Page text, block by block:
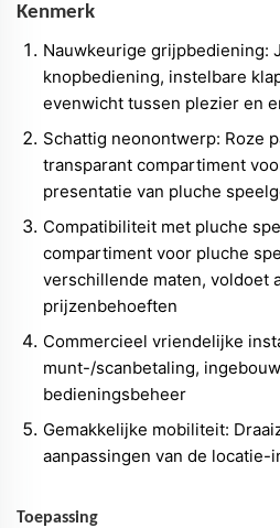
Kenmerk
Nauwkeurige grijpbediening:
knopbediening, instelbare
evenwicht tussen plezier en
Schattig neonontwerp: Roze
transparant compartiment
presentatie van pluche
Compatibiliteit met pluche
compartiment voor pluche
verschillende maten, voldoet
prijzenbehoeften
Commercieel vriendelijke
munt-/scanbetaling,
bedieningsbeheer
Gemakkelijke mobiliteit:
aanpassingen van de locatie-
Toepassing